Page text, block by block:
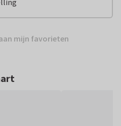
mijn favorieten